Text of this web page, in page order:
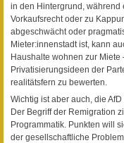
in den Hintergrund, während
Vorkaufsrecht oder zu
abgeschwächt oder
Mieter:innenstadt ist, kann
Haushalte wohnen zur
Privatisierungsideen der
realitätsfern zu bewerten.
Wichtig ist aber auch, die
Der Begriff der Remigration
Programmatik. Punkten will
der gesellschaftliche